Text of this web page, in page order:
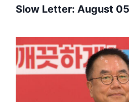
Slow Letter: August